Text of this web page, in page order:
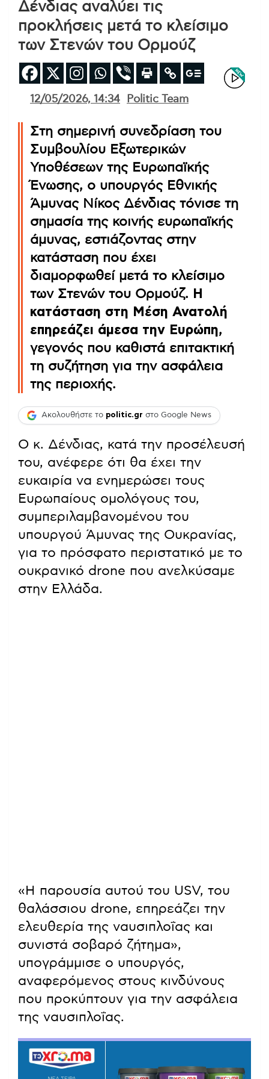
Δένδιας αναλύει τις
προκλήσεις μετά το κλείσιμο
των Στενών του Ορμούζ
12/05/2026, 14:34 Politic Team
Στη σημερινή συνεδρίαση του
Συμβουλίου Εξωτερικών
Υποθέσεων της Ευρωπαϊκής
Ένωσης, ο υπουργός Εθνικής
Άμυνας Νίκος Δένδιας τόνισε τη
σημασία της κοινής ευρωπαϊκής
άμυνας, εστιάζοντας στην
κατάσταση που έχει
διαμορφωθεί μετά το κλείσιμο
των Στενών του Ορμούζ. Η
κατάσταση στη Μέση Ανατολή
επηρεάζει άμεσα την Ευρώπη,
γεγονός που καθιστά επιτακτική
τη συζήτηση για την ασφάλεια
της περιοχής.
Ακολουθήστε το politic.gr στο Google News
Ο κ. Δένδιας, κατά την προσέλευσή
του, ανέφερε ότι θα έχει την
ευκαιρία να ενημερώσει τους
Ευρωπαίους ομολόγους του,
συμπεριλαμβανομένου του
υπουργού Άμυνας της Ουκρανίας,
για το πρόσφατο περιστατικό με το
ουκρανικό drone που ανελκύσαμε
στην Ελλάδα.
«Η παρουσία αυτού του USV, του
θαλάσσιου drone, επηρεάζει την
ελευθερία της ναυσιπλοΐας και
συνιστά σοβαρό ζήτημα»,
υπογράμμισε ο υπουργός,
αναφερόμενος στους κινδύνους
που προκύπτουν για την ασφάλεια
της ναυσιπλοΐας.